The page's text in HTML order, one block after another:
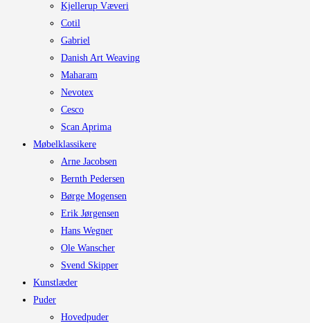
Kjellerup Væveri
Cotil
Gabriel
Danish Art Weaving
Maharam
Nevotex
Cesco
Scan Aprima
Møbelklassikere
Arne Jacobsen
Bernth Pedersen
Børge Mogensen
Erik Jørgensen
Hans Wegner
Ole Wanscher
Svend Skipper
Kunstlæder
Puder
Hovedpuder